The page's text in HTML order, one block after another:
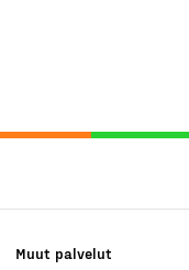
Muut palvelut